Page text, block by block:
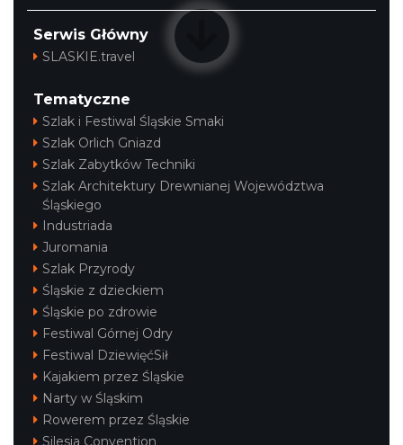
Serwis Główny
SLASKIE.travel
Tematyczne
Szlak i Festiwal Śląskie Smaki
Szlak Orlich Gniazd
Szlak Zabytków Techniki
Szlak Architektury Drewnianej Województwa
Śląskiego
Industriada
Juromania
Szlak Przyrody
Śląskie z dzieckiem
Śląskie po zdrowie
Festiwal Górnej Odry
Festiwal DziewięćSił
Kajakiem przez Śląskie
Narty w Śląskim
Rowerem przez Śląskie
Silesia Convention